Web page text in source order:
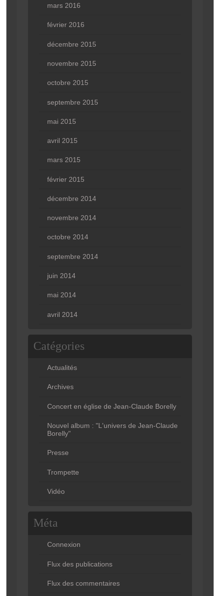
mars 2016
février 2016
décembre 2015
novembre 2015
octobre 2015
septembre 2015
mai 2015
avril 2015
mars 2015
février 2015
décembre 2014
novembre 2014
octobre 2014
septembre 2014
juin 2014
mai 2014
avril 2014
Catégories
Actualités
Archives
Concert en église de Jean-Claude Borelly
Nouvel album : "L'univers de Jean-Claude
Borelly"
Presse
Trompette
Vidéo
Méta
Connexion
Flux des publications
Flux des commentaires